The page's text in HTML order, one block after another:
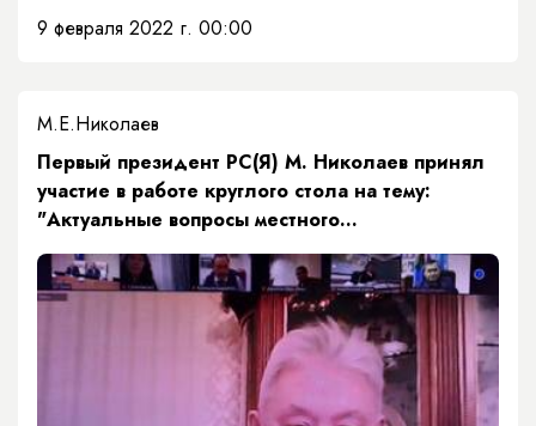
9 февраля 2022 г. 00:00
М.Е.Николаев
Первый президент РС(Я) М. Николаев принял
участие в работе круглого стола на тему:
"Актуальные вопросы местного
самоуправления в РС(Я")